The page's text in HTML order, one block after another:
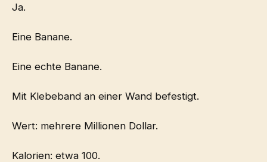
Ja.
Eine Banane.
Eine echte Banane.
Mit Klebeband an einer Wand befestigt.
Wert: mehrere Millionen Dollar.
Kalorien: etwa 100.